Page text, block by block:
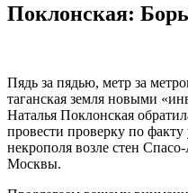
Поклонская:
Пядь за пядью, метр за
таганская земля новыми
Наталья Поклонская
провести проверку по
некрополя возле стен
Москвы.